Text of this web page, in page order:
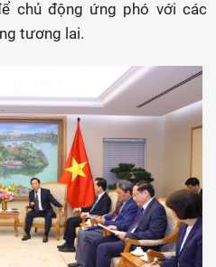
chủ động ứng phó với các
tương lai.